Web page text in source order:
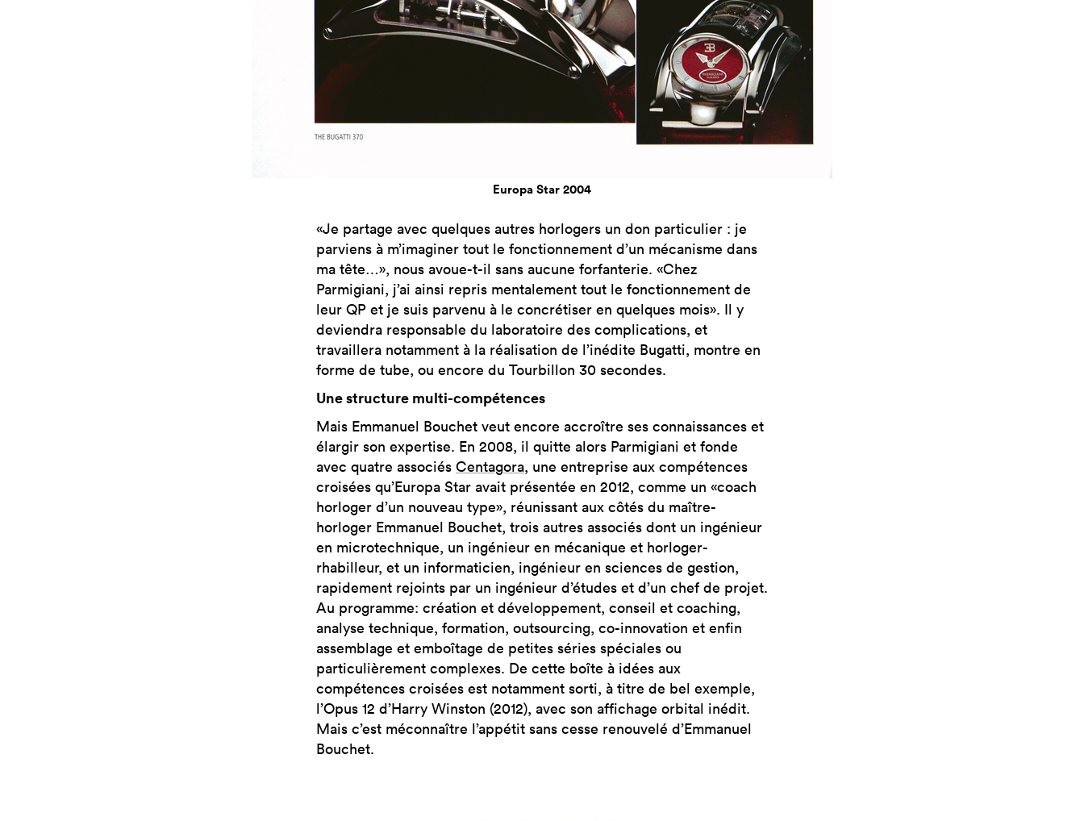
Europa Star 2004
«Je partage avec quelques autres horlogers un don particulier : je
parviens à m’imaginer tout le fonctionnement d’un mécanisme dans
ma tête…», nous avoue-t-il sans aucune forfanterie. «Chez
Parmigiani, j’ai ainsi repris mentalement tout le fonctionnement de
leur QP et je suis parvenu à le concrétiser en quelques mois». Il y
deviendra responsable du laboratoire des complications, et
travaillera notamment à la réalisation de l’inédite Bugatti, montre en
forme de tube, ou encore du Tourbillon 30 secondes.
Une structure multi-compétences
Mais Emmanuel Bouchet veut encore accroître ses connaissances et
élargir son expertise. En 2008, il quitte alors Parmigiani et fonde
avec quatre associés Centagora, une entreprise aux compétences
croisées qu’Europa Star avait présentée en 2012, comme un «coach
horloger d’un nouveau type», réunissant aux côtés du maître-
horloger Emmanuel Bouchet, trois autres associés dont un ingénieur
en microtechnique, un ingénieur en mécanique et horloger-
rhabilleur, et un informaticien, ingénieur en sciences de gestion,
rapidement rejoints par un ingénieur d’études et d’un chef de projet.
Au programme: création et développement, conseil et coaching,
analyse technique, formation, outsourcing, co-innovation et enfin
assemblage et emboîtage de petites séries spéciales ou
particulièrement complexes. De cette boîte à idées aux
compétences croisées est notamment sorti, à titre de bel exemple,
l’Opus 12 d’Harry Winston (2012), avec son affichage orbital inédit.
Mais c’est méconnaître l’appétit sans cesse renouvelé d’Emmanuel
Bouchet.